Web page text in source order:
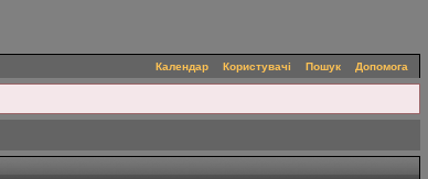
Календар Користувачі Пошук Допомога